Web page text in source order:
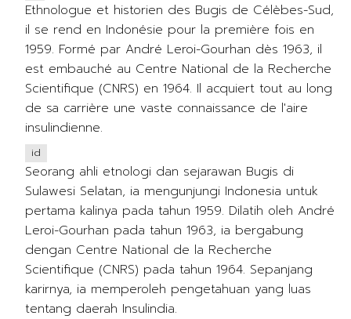
Ethnologue et historien des Bugis de Célèbes-Sud,
il se rend en Indonésie pour la première fois en
1959. Formé par André Leroi-Gourhan dès 1963, il
est embauché au Centre National de la Recherche
Scientifique (CNRS) en 1964. Il acquiert tout au long
de sa carrière une vaste connaissance de l'aire
insulindienne.
id
Seorang ahli etnologi dan sejarawan Bugis di
Sulawesi Selatan, ia mengunjungi Indonesia untuk
pertama kalinya pada tahun 1959. Dilatih oleh André
Leroi-Gourhan pada tahun 1963, ia bergabung
dengan Centre National de la Recherche
Scientifique (CNRS) pada tahun 1964. Sepanjang
karirnya, ia memperoleh pengetahuan yang luas
tentang daerah Insulindia.